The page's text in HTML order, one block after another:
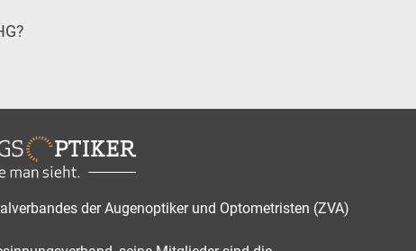
der Augenoptiker und Optometristen (ZVA)